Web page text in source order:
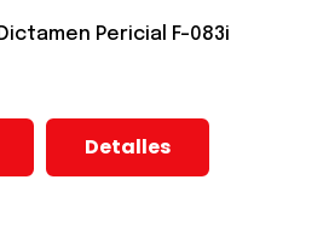
Pericial F-083i
Detalles